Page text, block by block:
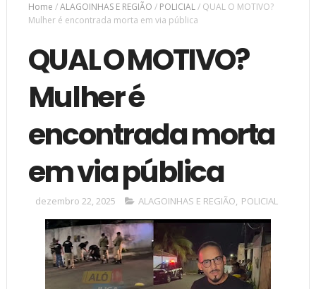
Home /ALAGOINHAS E REGIÃO / POLICIAL/ QUAL O MOTIVO?
Mulher é encontrada morta em via pública
QUAL O MOTIVO?
Mulher é
encontrada morta
em via pública
dezembro 22, 2025 ALAGOINHAS E REGIÃO, POLICIAL